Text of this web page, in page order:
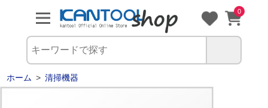
0
ホーム > 清掃機器